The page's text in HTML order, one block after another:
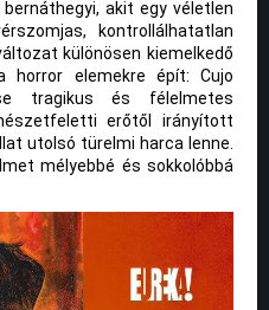
akit egy véletlen
kontrollálhatatlan
különösen kiemelkedő
horror elemekre épít: Cujo
tragikus és félelmetes
erőtől irányított
utolsó türelmi harca lenne.
mélyebbé és sokkolóbbá